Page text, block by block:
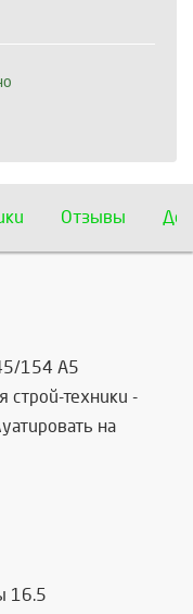
Отзывы
154 A5
строй-техники -
на
16.5